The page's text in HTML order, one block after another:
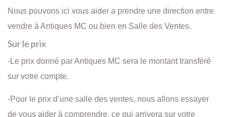
Nous pouvons ici vous aider a prendre une direction entre
vendre à Antiques MC ou bien en Salle des Ventes.
Sur le prix
-Le prix donné par Antiques MC sera le montant transféré
sur votre compte.
-Pour le prix d’une salle des ventes, nous allons essayer
de vous aider à comprendre, ce qui arrivera sur votre